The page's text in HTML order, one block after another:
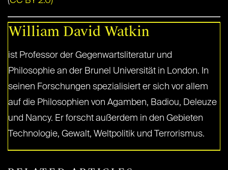
William David Watkin
ist Professor der Gegenwartsliteratur und
Philosophie an der Brunel Universität in London. In
seinen Forschungen spezialisiert er sich vor allem
auf die Philosophien von Agamben, Badiou, Deleuze
und Nancy. Er forscht außerdem in den Gebieten
Technologie, Gewalt, Weltpolitik und Terrorismus.